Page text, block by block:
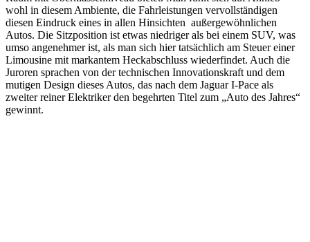
wohl in diesem Ambiente, die Fahrleistungen vervollständigen
diesen Eindruck eines in allen Hinsichten außergewöhnlichen
Autos. Die Sitzposition ist etwas niedriger als bei einem SUV, was
umso angenehmer ist, als man sich hier tatsächlich am Steuer einer
Limousine mit markantem Heckabschluss wiederfindet. Auch die
Juroren sprachen von der technischen Innovationskraft und dem
mutigen Design dieses Autos, das nach dem Jaguar I-Pace als
zweiter reiner Elektriker den begehrten Titel zum „Auto des Jahres“
gewinnt.